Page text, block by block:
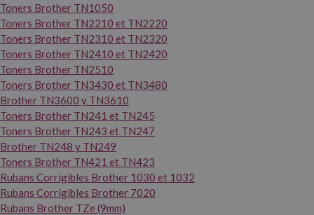
Toners Brother TN1050
Toners Brother TN2210 et TN2220
Toners Brother TN2310 et TN2320
Toners Brother TN2410 et TN2420
Toners Brother TN2510
Toners Brother TN3430 et TN3480
Brother TN3600 y TN3610
Toners Brother TN241 et TN245
Toners Brother TN243 et TN247
Brother TN248 y TN249
Toners Brother TN421 et TN423
Rubans Corrigibles Brother 1030 et 1032
Rubans Corrigibles Brother 7020
Rubans Brother TZe (9mm)